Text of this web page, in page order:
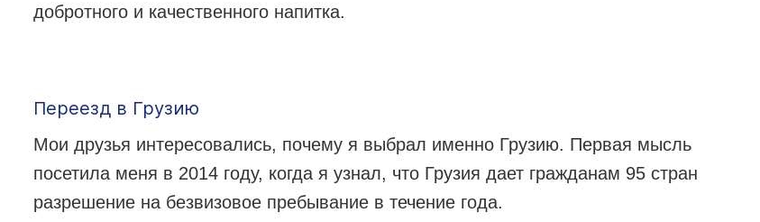
добротного и качественного напитка.
Переезд в Грузию
Мои друзья интересовались, почему я выбрал именно Грузию. Первая мысль
посетила меня в 2014 году, когда я узнал, что Грузия дает гражданам 95 стран
разрешение на безвизовое пребывание в течение года.